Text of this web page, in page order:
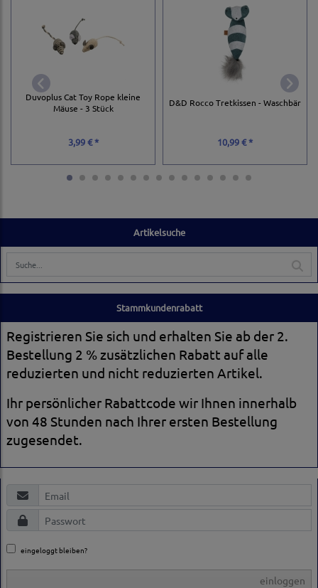
Artikelsuche
Duvoplus Cat Toy Rope kleine
Mäuse - 3 Stück
3,99 € *
D&D Rocco Tretkissen - Waschbär
10,99 € *
Stammkundenrabatt
Registrieren Sie sich und erhalten Sie ab der 2.
Bestellung 2 % zusätzlichen Rabatt auf alle
reduzierten und nicht reduzierten Artikel.
Ihr persönlicher Rabattcode wir Ihnen innerhalb
von 48 Stunden nach Ihrer ersten Bestellung
zugesendet.
eingeloggt bleiben?
einloggen